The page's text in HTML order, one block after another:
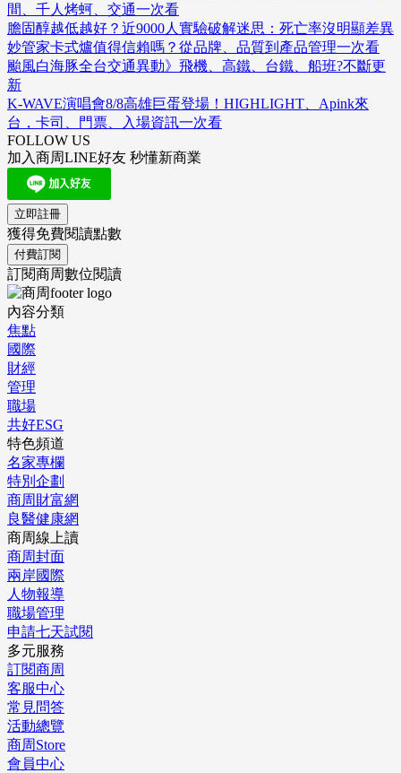
間、千人烤蚵、交通一次看
膽固醇越低越好？近9000人實驗破解迷思：死亡率沒明顯差異
妙管家卡式爐值得信賴嗎？從品牌、品質到產品管理一次看
颱風白海豚全台交通異動》飛機、高鐵、台鐵、船班?不斷更
新
K-WAVE演唱會8/8高雄巨蛋登場！HIGHLIGHT、Apink來
台，卡司、門票、入場資訊一次看
FOLLOW US
加入商周LINE好友 秒懂新商業
立即註冊
獲得免費閱讀點數
付費訂閱
訂閱商周數位閱讀
內容分類
焦點
國際
財經
管理
職場
共好ESG
特色頻道
名家專欄
特別企劃
商周財富網
良醫健康網
商周線上讀
商周封面
兩岸國際
人物報導
職場管理
申請七天試閱
多元服務
訂閱商周
客服中心
常見問答
活動總覽
商周Store
會員中心